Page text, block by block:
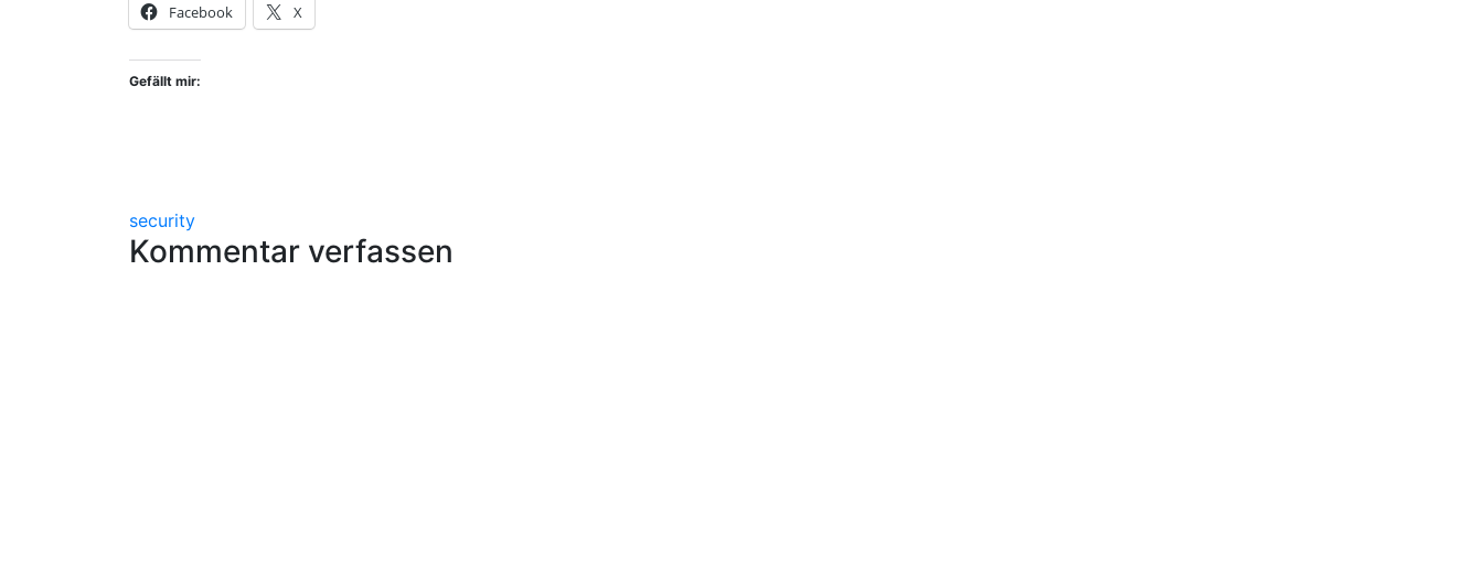
Facebook X
Gefällt mir:
security
Kommentar verfassen